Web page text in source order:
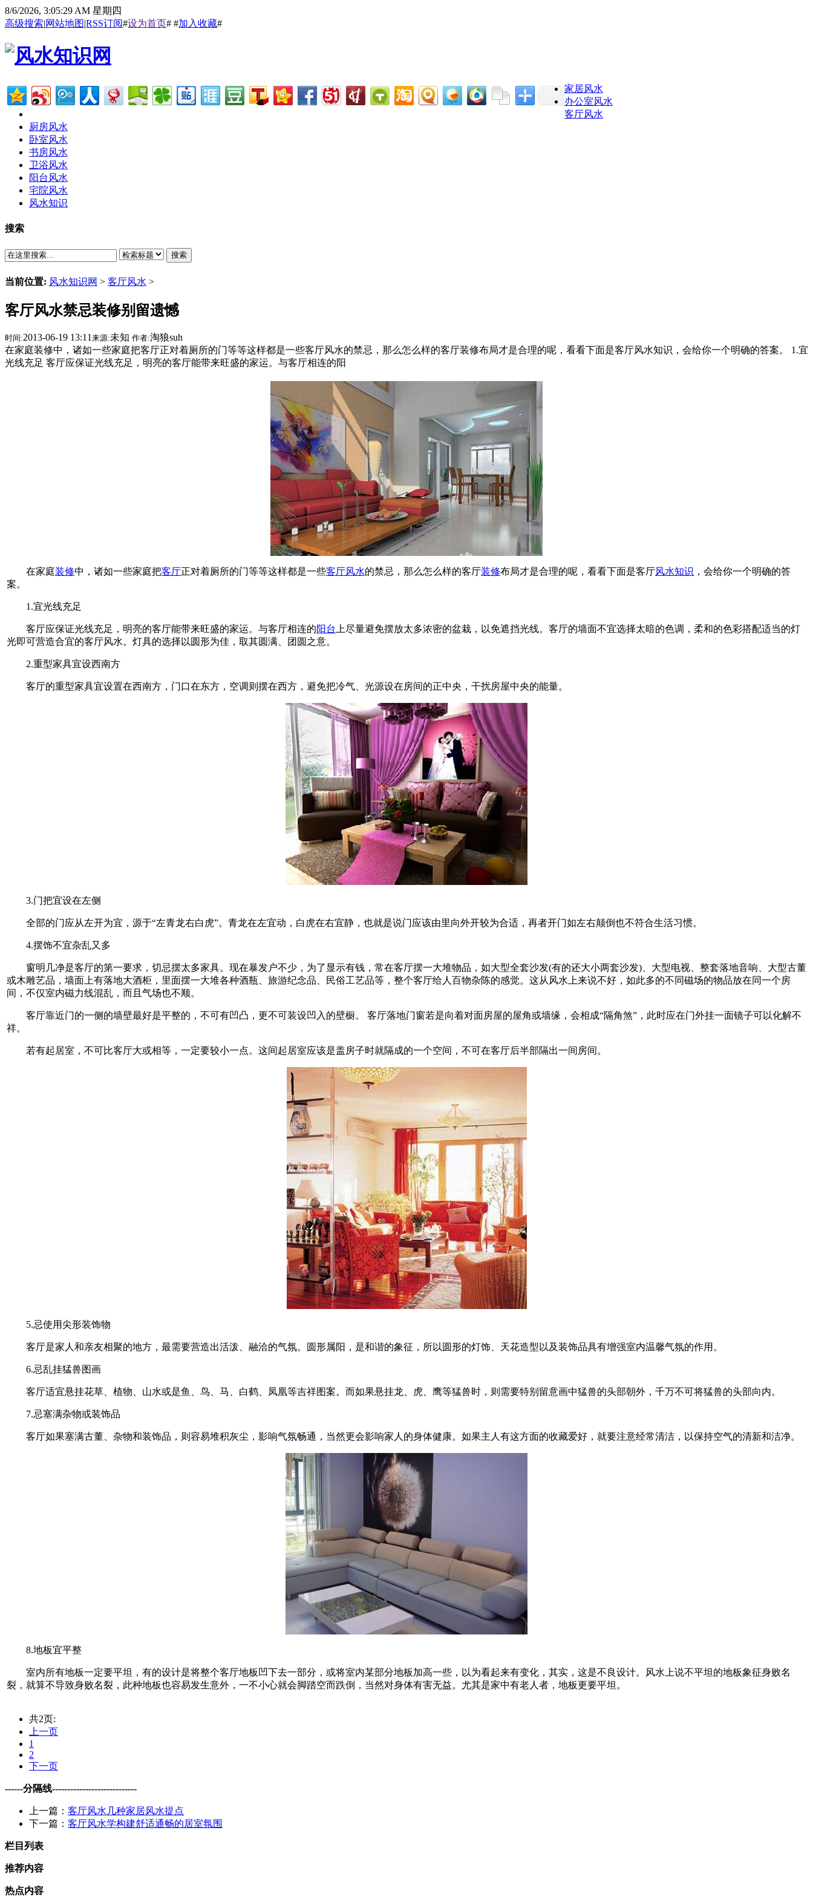
8/6/2026, 3:05:30 AM 星期四
高级搜索|网站地图|RSS订阅#设为首页# #加入收藏#
家居风水
办公室风水
客厅风水
厨房风水
卧室风水
书房风水
卫浴风水
阳台风水
宅院风水
风水知识
搜索
搜索
当前位置: 风水知识网 > 客厅风水 >
客厅风水禁忌装修别留遗憾
时间:2013-06-19 13:11来源:未知 作者:淘狼suh
在家庭装修中，诸如一些家庭把客厅正对着厕所的门等等这样都是一些客厅风水的禁忌，那么怎么样的客厅装修布局才是合理的呢，看看下面是客厅风水知识，会给你一个明确的答案。 1.宜
光线充足 客厅应保证光线充足，明亮的客厅能带来旺盛的家运。与客厅相连的阳
在家庭装修中，诸如一些家庭把客厅正对着厕所的门等等这样都是一些客厅风水的禁忌，那么怎么样的客厅装修布局才是合理的呢，看看下面是客厅风水知识 ，会给你一个明确的答
案。
1.宜光线充足
客厅应保证光线充足，明亮的客厅能带来旺盛的家运。与客厅相连的 阳台上尽量避免摆放太多浓密的盆栽，以免遮挡光线。客厅的墙面不宜选择太暗的色调，柔和的色彩搭配适当的灯
光即可营造合宜的客厅风水。灯具的选择以圆形为佳，取其圆满、团圆之意。
2.重型家具宜设西南方
客厅的重型家具宜设置在西南方，门口在东方，空调则摆在西方，避免把冷气、光源设在房间的正中央，干扰房屋中央的能量。
3.门把宜设在左侧
全部的门应从左开为宜，源于“左青龙右白虎”。青龙在左宜动，白虎在右宜静，也就是说门应该由里向外开较为合适，再者开门如左右颠倒也不符合生活习惯。
4.摆饰不宜杂乱又多
窗明几净是客厅的第一要求，切忌摆太多家具。现在暴发户不少，为了显示有钱，常在客厅摆一大堆物品，如大型全套沙发(有的还大小两套沙发)、大型电视、整套落地音响、大型古董
或木雕艺品，墙面上有落地大酒柜，里面摆一大堆各种酒瓶、旅游纪念品、民俗工艺品等，整个客厅给人百物杂陈的感觉。这从风水上来说不好，如此多的不同磁场的物品放在同一个房
间，不仅室内磁力线混乱，而且气场也不顺。
客厅靠近门的一侧的墙壁最好是平整的，不可有凹凸，更不可装设凹入的壁橱。 客厅落地门窗若是向着对面房屋的屋角或墙缘，会相成“隔角煞”，此时应在门外挂一面镜子可以化解不
祥。
若有起居室，不可比客厅大或相等，一定要较小一点。这间起居室应该是盖房子时就隔成的一个空间，不可在客厅后半部隔出一间房间。
5.忌使用尖形装饰物
客厅是家人和亲友相聚的地方，最需要营造出活泼、融洽的气氛。圆形属阳，是和谐的象征，所以圆形的灯饰、天花造型以及装饰品具有增强室内温馨气氛的作用。
6.忌乱挂猛兽图画
客厅适宜悬挂花草、植物、山水或是鱼、鸟、马、白鹤、凤凰等吉祥图案。而如果悬挂龙、虎、鹰等猛兽时，则需要特别留意画中猛兽的头部朝外，千万不可将猛兽的头部向内。
7.忌塞满杂物或装饰品
客厅如果塞满古董、杂物和装饰品，则容易堆积灰尘，影响气氛畅通，当然更会影响家人的身体健康。如果主人有这方面的收藏爱好，就要注意经常清洁，以保持空气的清新和洁净。
8.地板宜平整
室内所有地板一定要平坦，有的设计是将整个客厅地板凹下去一部分，或将室内某部分地板加高一些，以为看起来有变化，其实，这是不良设计。风水上说不平坦的地板象征身败名
裂，就算不导致身败名裂，此种地板也容易发生意外，一不小心就会脚踏空而跌倒，当然对身体有害无益。尤其是家中有老人者，地板更要平坦。
共2页:
上一页
1
2
下一页
------分隔线----------------------------
上一篇： 客厅风水几种家居风水提点
下一篇： 客厅风水学构建舒适通畅的居室氛围
栏目列表
推荐内容
热点内容